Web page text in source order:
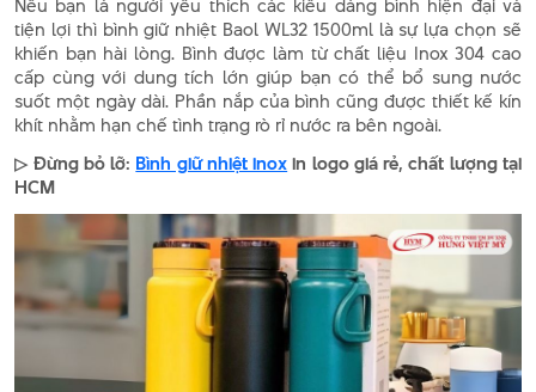
tiện lợi thì bình giữ nhiệt Baol WL32 1500ml là sự lựa chọn sẽ
khiến bạn hài lòng. Bình được làm từ chất liệu Inox 304 cao
cấp cùng với dung tích lớn giúp bạn có thể bổ sung nước
suốt một ngày dài. Phần nắp của bình cũng được thiết kế kín
khít nhằm hạn chế tình trạng rò rỉ nước ra bên ngoài.
▷ Đừng bỏ lỡ: Bình giữ nhiệt inoxin logo giá rẻ, chất lượng tại
HCM